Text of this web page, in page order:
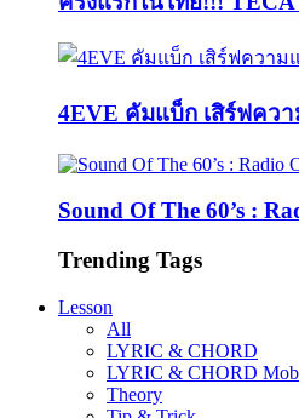
4EVE คัมแบ็ก เสิร์ฟคว
Sound Of The 60’s :
Trending Tags
Lesson
All
LYRIC & CHORD
LYRIC & CHORD
Theory